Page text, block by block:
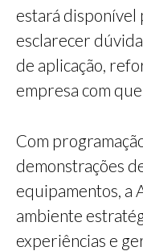
estará
esclarecer
de aplicação,
empresa com
Com
demonstrações
equipamentos, a
ambiente
experiências e